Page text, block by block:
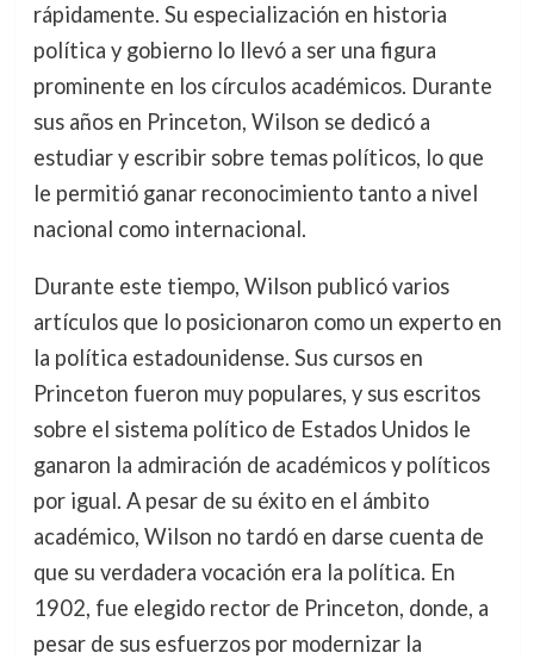
rápidamente. Su especialización en historia
política y gobierno lo llevó a ser una figura
prominente en los círculos académicos. Durante
sus años en Princeton, Wilson se dedicó a
estudiar y escribir sobre temas políticos, lo que
le permitió ganar reconocimiento tanto a nivel
nacional como internacional.
Durante este tiempo, Wilson publicó varios
artículos que lo posicionaron como un experto en
la política estadounidense. Sus cursos en
Princeton fueron muy populares, y sus escritos
sobre el sistema político de Estados Unidos le
ganaron la admiración de académicos y políticos
por igual. A pesar de su éxito en el ámbito
académico, Wilson no tardó en darse cuenta de
que su verdadera vocación era la política. En
1902, fue elegido rector de Princeton, donde, a
pesar de sus esfuerzos por modernizar la